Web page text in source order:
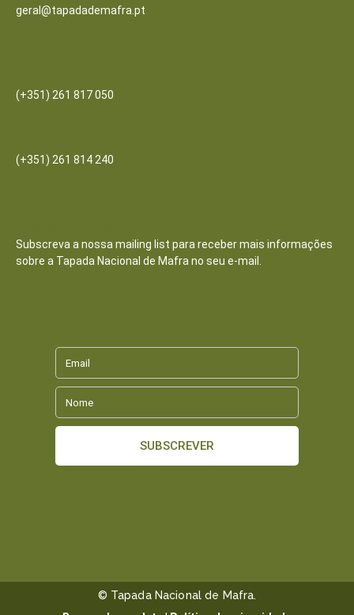
geral@tapadademafra.pt
(+351) 261 817 050
(+351) 261 814 240
Subscreva a nossa mailing list para receber mais informações
sobre a Tapada Nacional de Mafra no seu e-mail.
© Tapada Nacional de Mafra.